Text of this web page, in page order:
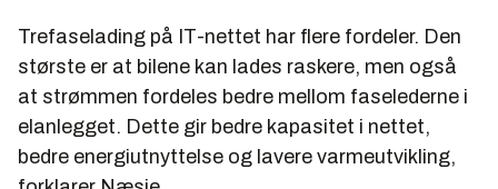
Trefaselading på IT-nettet har flere fordeler. Den
største er at bilene kan lades raskere, men også
at strømmen fordeles bedre mellom faselederne i
elanlegget. Dette gir bedre kapasitet i nettet,
bedre energiutnyttelse og lavere varmeutvikling,